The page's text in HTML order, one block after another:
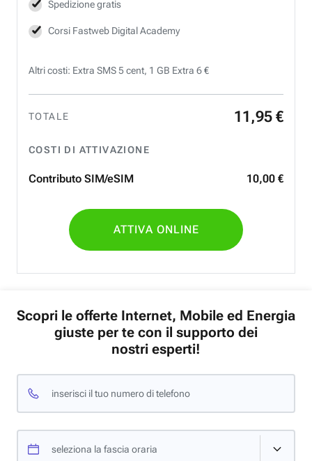
Spedizione gratis
Corsi Fastweb Digital Academy
Altri costi: Extra SMS 5 cent, 1 GB Extra 6 €
TOTALE 11 ,95 €
COSTI DI ATTIVAZIONE
Contributo SIM/eSIM 10,00 €
ATTIVA ONLINE
Scopri le offerte Internet, Mobile ed Energia
giuste per te con il supporto dei
nostri esperti!
inserisci il tuo numero di telefono
seleziona la fascia oraria